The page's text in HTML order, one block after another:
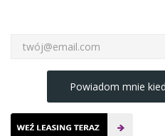
Powiadom mnie